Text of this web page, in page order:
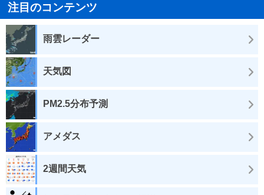
注目のコンテンツ
雨雲レーダー
天気図
PM2.5分布予測
アメダス
2週間天気